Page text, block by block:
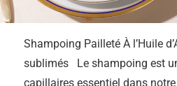
Shampoing Pailleté À l’Huile
sublimés Le shampoing est
capillaires essentiel dans